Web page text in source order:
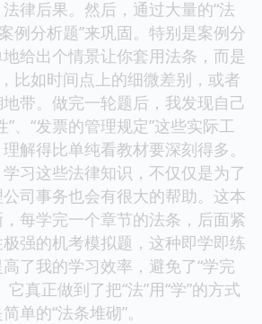
律后果。然后，通过大量的“法
例分析题”来巩固。特别是案例分
给出个情景让你套用法条，而是
比如时间点上的细微差别，或者
带。做完一轮题后，我发现自己
”、“发票的管理规定”这些实际工
解得比单纯看教材要深刻得多。
习这些法律知识，不仅仅是为了
司事务也会有很大的帮助。这本
每学完一个章节的法条，后面紧
强的机考模拟题，这种即学即练
了我的学习效率，避免了“学完
真正做到了把“法”用“学”的方式
单的“法条堆砌”。